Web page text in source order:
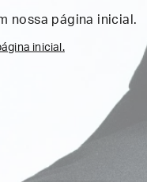
nossa página inicial.
inicial.